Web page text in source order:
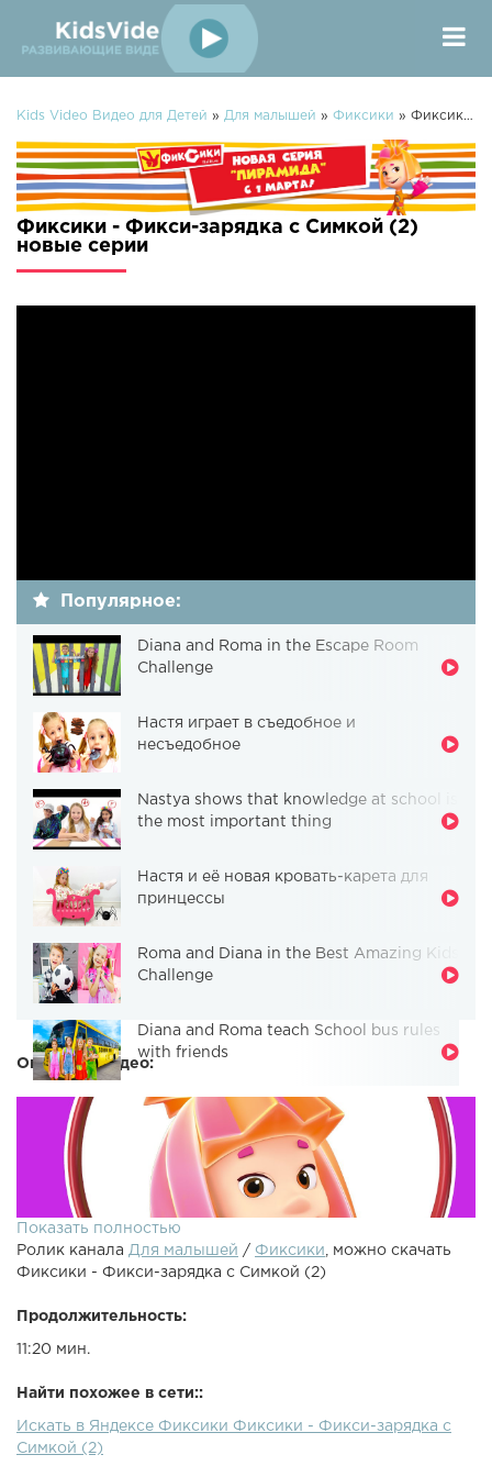
Kids Video Видео для Детей » Для малышей » Фиксики » Фиксики - Фикси-зарядка с Симкой (2)
Фиксики - Фикси-зарядка с Симкой (2)
новые серии
Популярное:
Diana and Roma in the Escape Room
Challenge
Настя играет в съедобное и
несъедобное
Nastya shows that knowledge at school is
the most important thing
Настя и её новая кровать-карета для
принцессы
Roma and Diana in the Best Amazing Kids
Challenge
Diana and Roma teach School bus rules
with friends
Описание видео:
Скачивайте приложение Фикси-Зарядка! Android - , iOS -
героев! А что если ее будут для вас проводить... фиксики?
Сразу все изменится! Просто попробуйте! Слушаем
Показать полностью
Ролик канала Для малышей / Фиксики
, можно скачать
Фиксики - Фикси-зарядка с Симкой (2)
Продолжительность:
11:20 мин.
Найти похожее в сети::
Искать в Яндексе Фиксики Фиксики - Фикси-зарядка с
Симкой (2)